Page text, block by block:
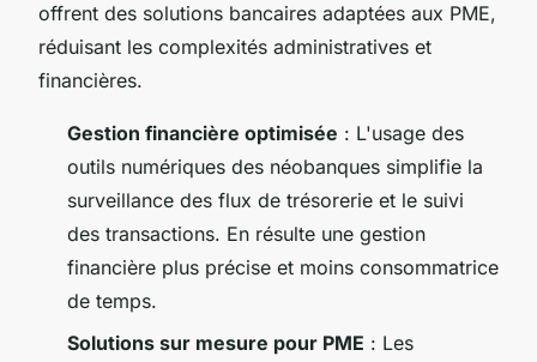
offrent des solutions bancaires adaptées aux PME,
réduisant les complexités administratives et
financières.
Gestion financière optimisée : L'usage des
outils numériques des néobanques simplifie la
surveillance des flux de trésorerie et le suivi
des transactions. En résulte une gestion
financière plus précise et moins consommatrice
de temps.
Solutions sur mesure pour PME : Les